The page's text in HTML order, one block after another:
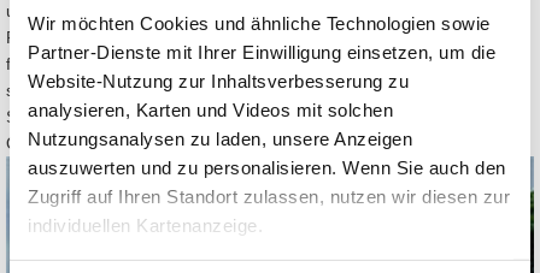
Wir möchten Cookies und ähnliche Technologien sowie
Partner-Dienste mit Ihrer Einwilligung einsetzen, um die
Website-Nutzung zur Inhaltsverbesserung zu
analysieren, Karten und Videos mit solchen
Nutzungsanalysen zu laden, unsere Anzeigen
auszuwerten und zu personalisieren. Wenn Sie auch den
Zugriff auf Ihren Standort zulassen, nutzen wir diesen zur
individuellen Kartenanzeige.
und Bürger sowie Gäste von Neuenhagen und aus der gesamten
Region Berlin und Brandenburg. Neben zahlreichen Veranstaltungen
für Jung und Alt erfreuen sich besonders die monatlich
stattfindenden Konzerte und Kleinkunstveranstaltungen sowie in den
Sommermonaten auf dem Hof der ARCHE die "Sommerwind"
Openairs äußerster Beliebtheit.